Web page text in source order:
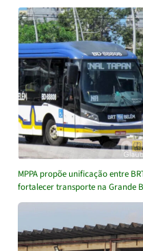
MPPA propõe unificação entre
fortalecer transporte na Grande